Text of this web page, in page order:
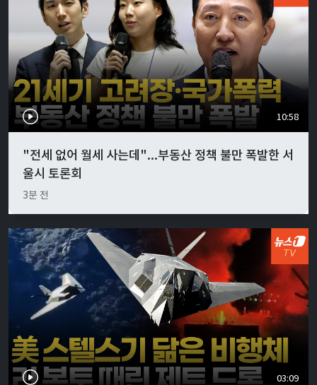
10:58
"전세 없어 월세 사는데"...부동산 정책 불만 폭발한 서
울시 토론회
3분 전
03:09